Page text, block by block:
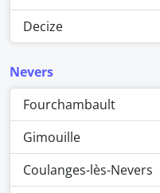
Decize
Nevers
Fourchambault
Gimouille
Coulanges-lès-Nevers